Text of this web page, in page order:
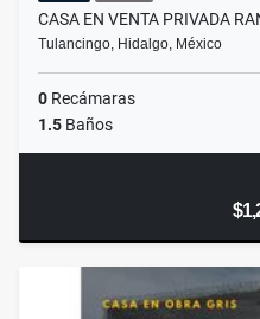
CASA EN VENTA PRIVADA
Tulancingo, Hidalgo, México
0 Recámaras
1.5 Baños